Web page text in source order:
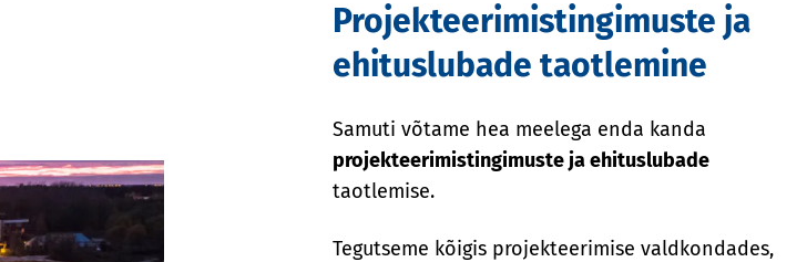
Projekteerimistingimuste ja
ehituslubade taotlemine
Samuti võtame hea meelega enda kanda
projekteerimistingimuste ja ehituslubade
taotlemise.
Tegutseme kõigis projekteerimise valdkondades,